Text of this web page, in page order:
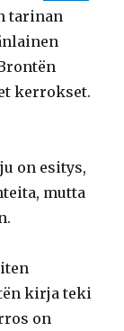
tarinan
kerrokset.
on esitys,
mutta
kirja teki
on